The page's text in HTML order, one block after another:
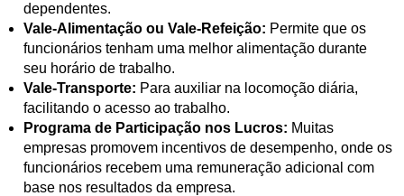
dependentes.
Vale-Alimentação ou Vale-Refeição: Permite que os
funcionários tenham uma melhor alimentação durante
seu horário de trabalho.
Vale-Transporte: Para auxiliar na locomoção diária,
facilitando o acesso ao trabalho.
Programa de Participação nos Lucros: Muitas
empresas promovem incentivos de desempenho, onde os
funcionários recebem uma remuneração adicional com
base nos resultados da empresa.